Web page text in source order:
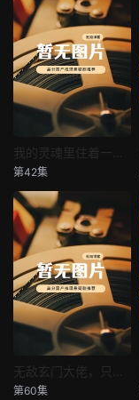
我的灵魂里住着一条龙
第42集
无敌玄门大佬，只听姐姐的话
第60集